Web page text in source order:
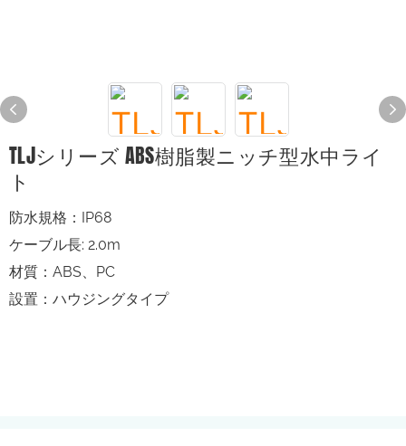
TLJシリーズ ABS樹脂製ニッチ型水中ライ
ト
防水規格：IP68
ケーブル長: 2.0m
材質：ABS、PC
設置：ハウジングタイプ